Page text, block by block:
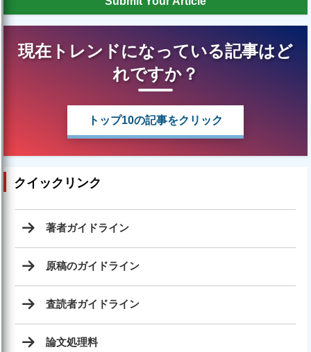
現在トレンドになっている記事はど
れですか？
トップ10の記事をクリック
クイックリンク
著者ガイドライン
原稿のガイドライン
査読者ガイドライン
論文処理料